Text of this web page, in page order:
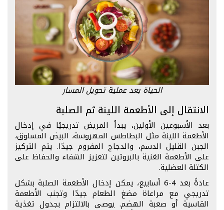
الحياة بعد عملية تحويل المسار
الانتقال إلى الأطعمة اللينة ثم الصلبة
بعد الأسبوعين الأولين، يبدأ المريض تدريجيًا في إدخال
الأطعمة اللينة مثل البطاطس المهروسة، البيض المسلوق،
الجبن القليل الدسم، والدجاج المفروم جيدًا. يتم التركيز
على الأطعمة الغنية بالبروتين لتعزيز الشفاء والحفاظ على
الكتلة العضلية.
عادةً بعد 4-6 أسابيع، يمكن إدخال الأطعمة الصلبة بشكل
تدريجي مع مراعاة مضغ الطعام جيدًا وتجنب الأطعمة
القاسية أو صعبة الهضم. يوصى بالالتزام بجدول تغذية